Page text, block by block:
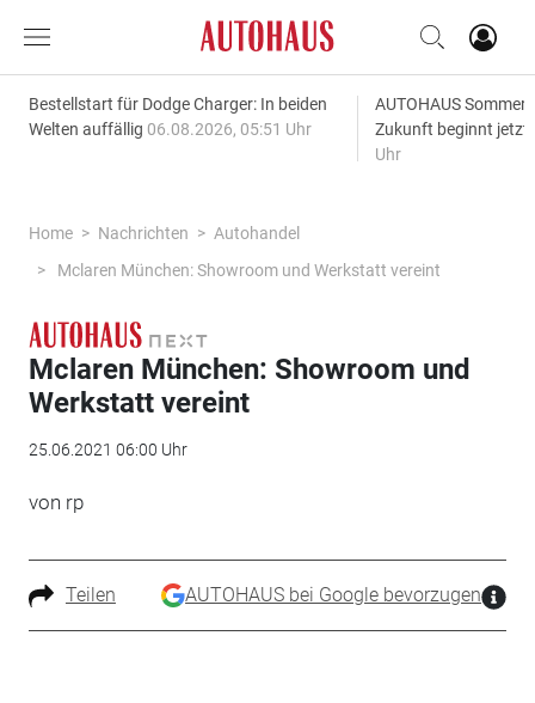
Bestellstart für Dodge Charger: In beiden
Welten auffällig 06.08.2026, 05:51 Uhr
AUTOHAUS
Zukunft beginnt jetzt
Uhr
Home Nachrichten
Autohandel
Mclaren München: Showroom und Werkstatt vereint
Mclaren München: Showroom und
Werkstatt vereint
25.06.2021 06:00 Uhr
von rp
Teilen AUTOHAUS bei Google bevorzugen